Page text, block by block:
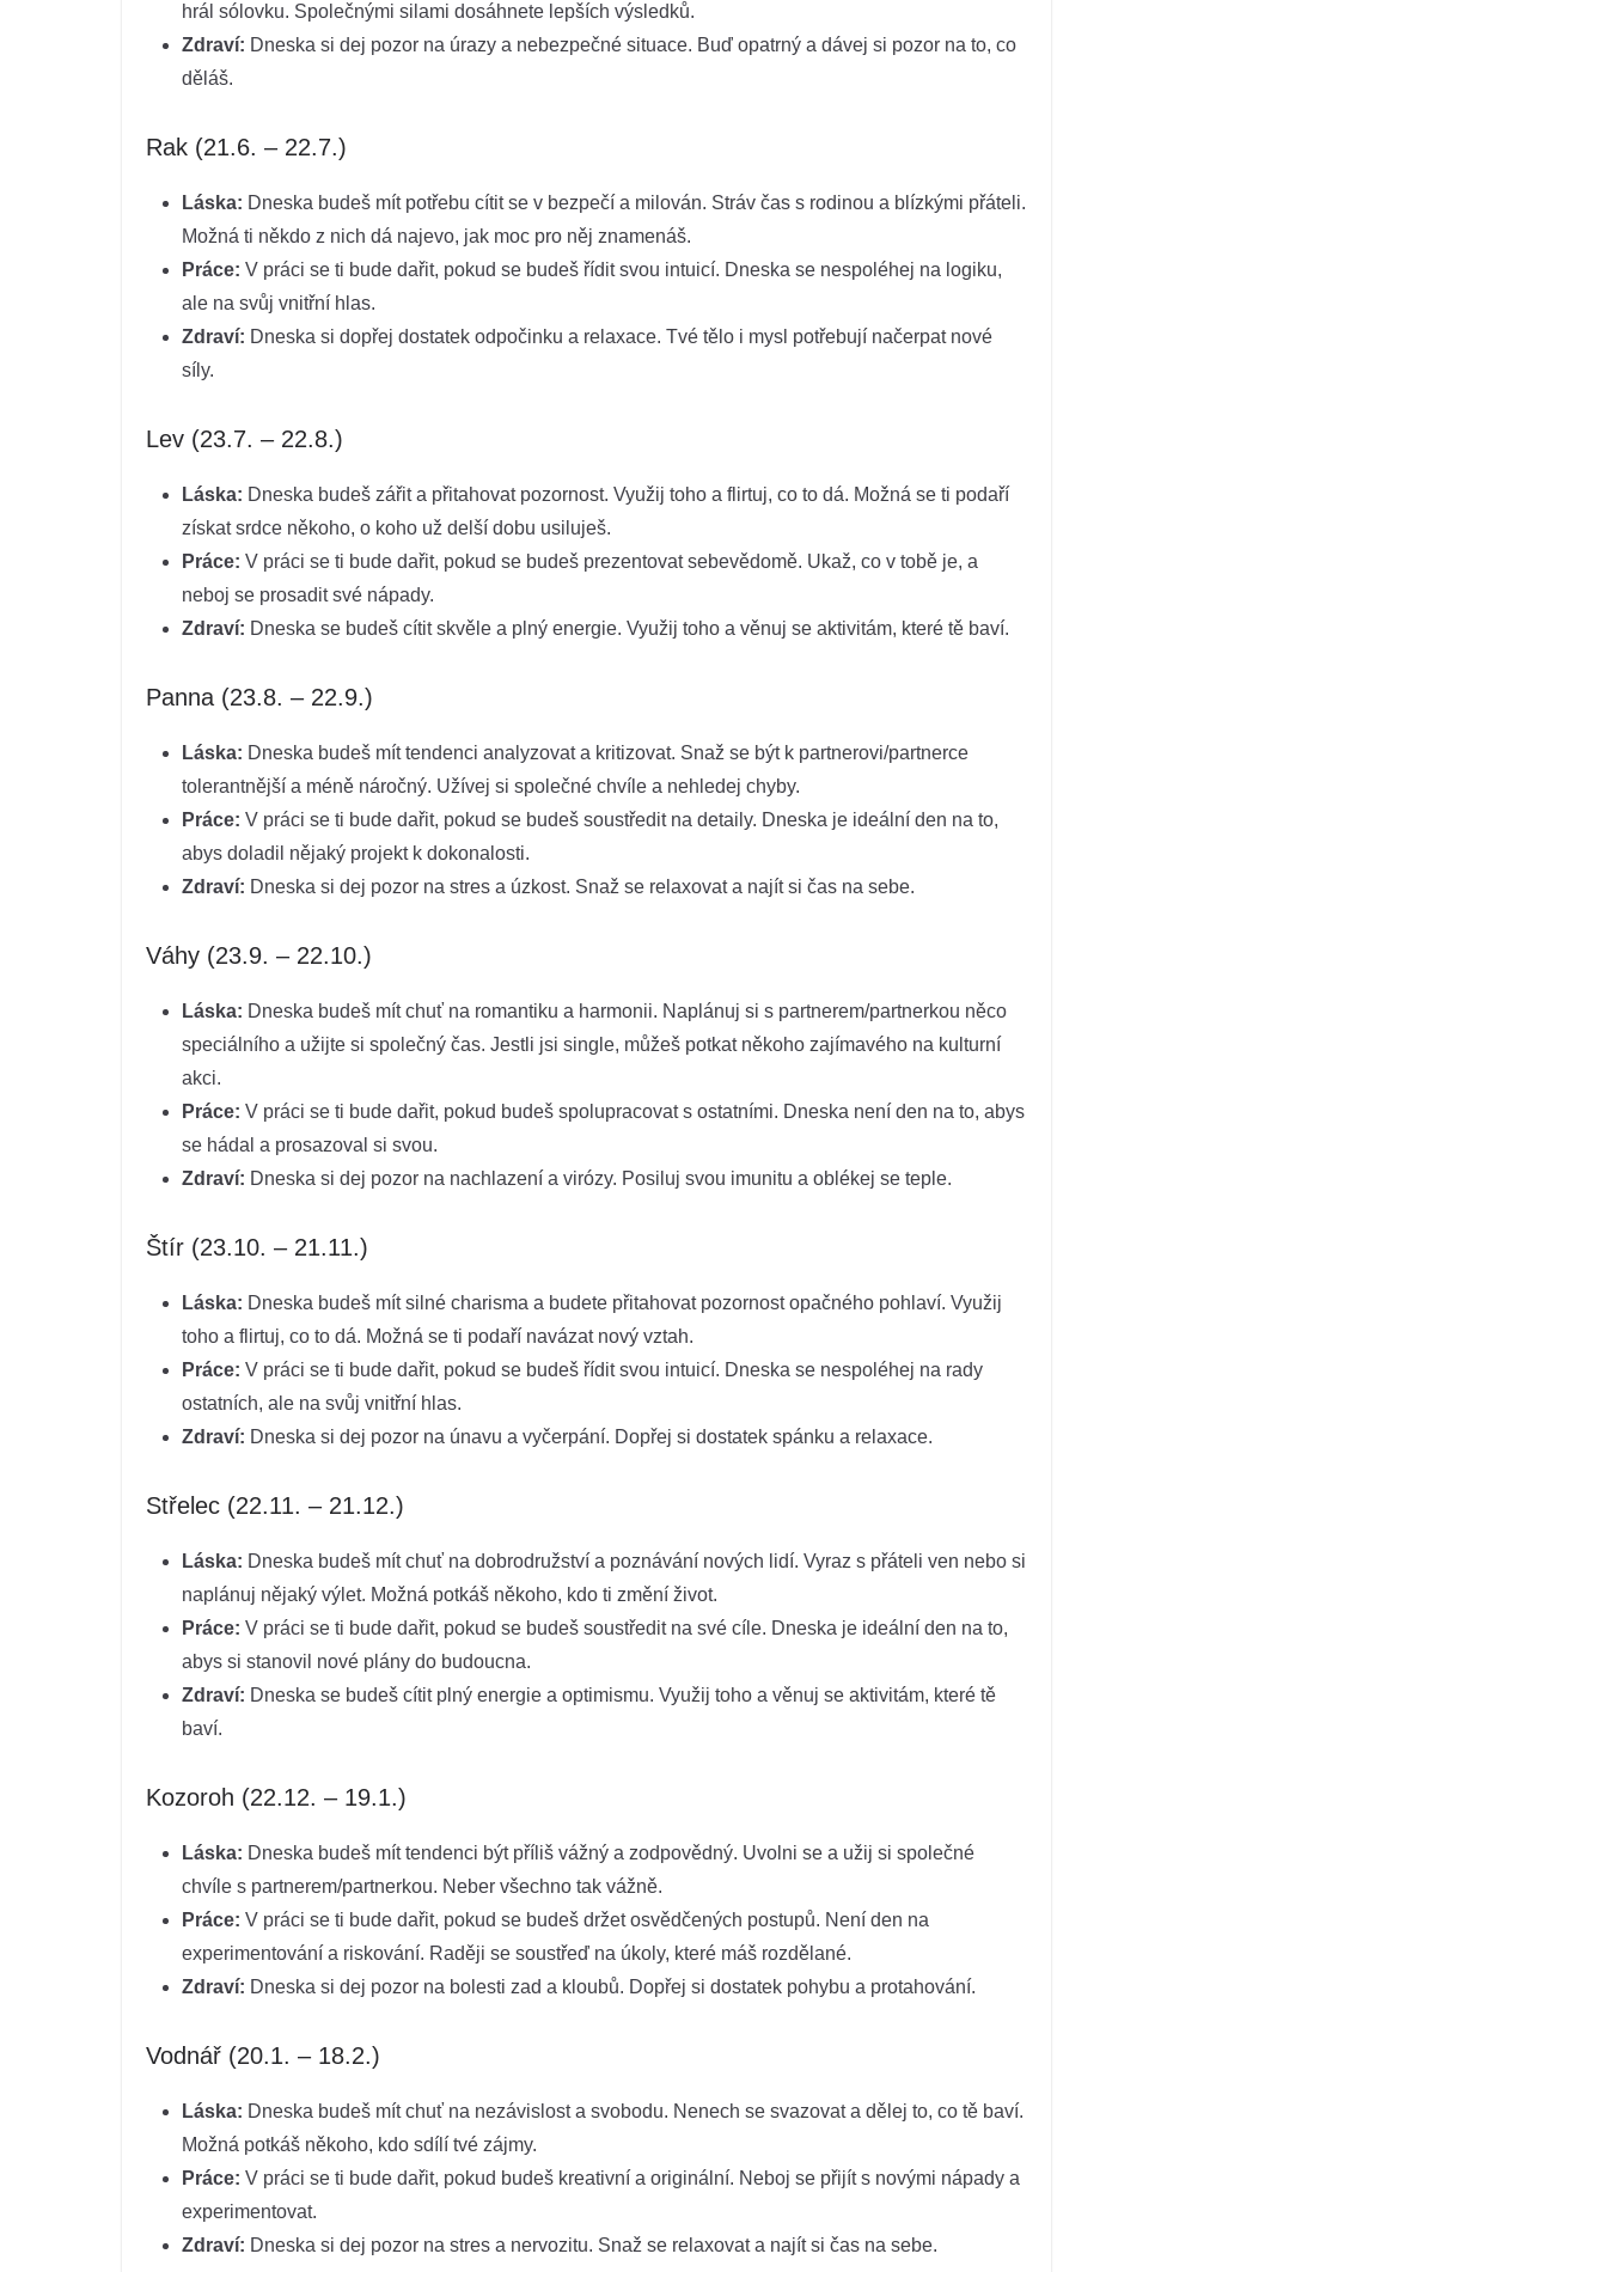
hrál sólovku. Společnými silami dosáhnete lepších výsledků.
Zdraví: Dneska si dej pozor na úrazy a nebezpečné situace. Buď opatrný a dávej si pozor na to, co
děláš.
Rak (21.6. – 22.7.)
Láska: Dneska budeš mít potřebu cítit se v bezpečí a milován. Stráv čas s rodinou a blízkými přáteli.
Možná ti někdo z nich dá najevo, jak moc pro něj znamenáš.
Práce: V práci se ti bude dařit, pokud se budeš řídit svou intuicí. Dneska se nespoléhej na logiku,
ale na svůj vnitřní hlas.
Zdraví: Dneska si dopřej dostatek odpočinku a relaxace. Tvé tělo i mysl potřebují načerpat nové
síly.
Lev (23.7. – 22.8.)
Láska: Dneska budeš zářit a přitahovat pozornost. Využij toho a flirtuj, co to dá. Možná se ti podaří
získat srdce někoho, o koho už delší dobu usiluješ.
Práce: V práci se ti bude dařit, pokud se budeš prezentovat sebevědomě. Ukaž, co v tobě je, a
neboj se prosadit své nápady.
Zdraví: Dneska se budeš cítit skvěle a plný energie. Využij toho a věnuj se aktivitám, které tě baví.
Panna (23.8. – 22.9.)
Láska: Dneska budeš mít tendenci analyzovat a kritizovat. Snaž se být k partnerovi/partnerce
tolerantnější a méně náročný. Užívej si společné chvíle a nehledej chyby.
Práce: V práci se ti bude dařit, pokud se budeš soustředit na detaily. Dneska je ideální den na to,
abys doladil nějaký projekt k dokonalosti.
Zdraví: Dneska si dej pozor na stres a úzkost. Snaž se relaxovat a najít si čas na sebe.
Váhy (23.9. – 22.10.)
Láska: Dneska budeš mít chuť na romantiku a harmonii. Naplánuj si s partnerem/partnerkou něco
speciálního a užijte si společný čas. Jestli jsi single, můžeš potkat někoho zajímavého na kulturní
akci.
Práce: V práci se ti bude dařit, pokud budeš spolupracovat s ostatními. Dneska není den na to, abys
se hádal a prosazoval si svou.
Zdraví: Dneska si dej pozor na nachlazení a virózy. Posiluj svou imunitu a oblékej se teple.
Štír (23.10. – 21.11.)
Láska: Dneska budeš mít silné charisma a budete přitahovat pozornost opačného pohlaví. Využij
toho a flirtuj, co to dá. Možná se ti podaří navázat nový vztah.
Práce: V práci se ti bude dařit, pokud se budeš řídit svou intuicí. Dneska se nespoléhej na rady
ostatních, ale na svůj vnitřní hlas.
Zdraví: Dneska si dej pozor na únavu a vyčerpání. Dopřej si dostatek spánku a relaxace.
Střelec (22.11. – 21.12.)
Láska: Dneska budeš mít chuť na dobrodružství a poznávání nových lidí. Vyraz s přáteli ven nebo si
naplánuj nějaký výlet. Možná potkáš někoho, kdo ti změní život.
Práce: V práci se ti bude dařit, pokud se budeš soustředit na své cíle. Dneska je ideální den na to,
abys si stanovil nové plány do budoucna.
Zdraví: Dneska se budeš cítit plný energie a optimismu. Využij toho a věnuj se aktivitám, které tě
baví.
Kozoroh (22.12. – 19.1.)
Láska: Dneska budeš mít tendenci být příliš vážný a zodpovědný. Uvolni se a užij si společné
chvíle s partnerem/partnerkou. Neber všechno tak vážně.
Práce: V práci se ti bude dařit, pokud se budeš držet osvědčených postupů. Není den na
experimentování a riskování. Raději se soustřeď na úkoly, které máš rozdělané.
Zdraví: Dneska si dej pozor na bolesti zad a kloubů. Dopřej si dostatek pohybu a protahování.
Vodnář (20.1. – 18.2.)
Láska: Dneska budeš mít chuť na nezávislost a svobodu. Nenech se svazovat a dělej to, co tě baví.
Možná potkáš někoho, kdo sdílí tvé zájmy.
Práce: V práci se ti bude dařit, pokud budeš kreativní a originální. Neboj se přijít s novými nápady a
experimentovat.
Zdraví: Dneska si dej pozor na stres a nervozitu. Snaž se relaxovat a najít si čas na sebe.